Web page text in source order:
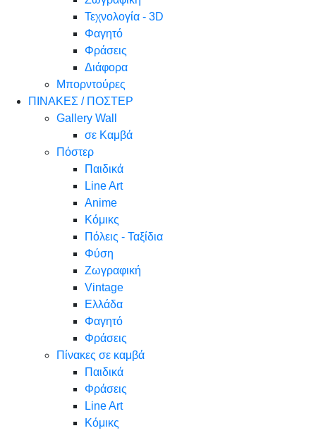
Τεχνολογία - 3D
Φαγητό
Φράσεις
Διάφορα
Μπορντούρες
ΠΙΝΑΚΕΣ / ΠΟΣΤΕΡ
Gallery Wall
σε Καμβά
Πόστερ
Παιδικά
Line Art
Anime
Κόμικς
Πόλεις - Ταξίδια
Φύση
Ζωγραφική
Vintage
Ελλάδα
Φαγητό
Φράσεις
Πίνακες σε καμβά
Παιδικά
Φράσεις
Line Art
Κόμικς